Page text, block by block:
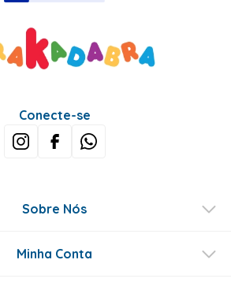
Conecte-se
Sobre Nós
Minha Conta